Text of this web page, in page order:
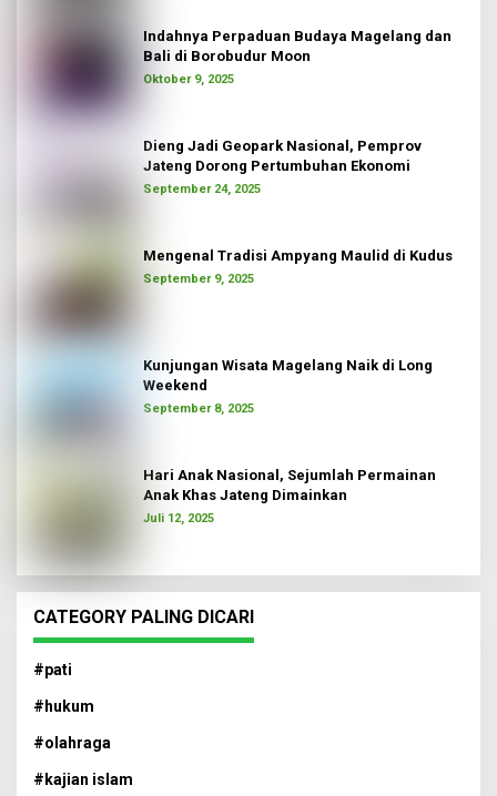
Indahnya Perpaduan Budaya Magelang dan
Bali di Borobudur Moon
Oktober 9, 2025
Dieng Jadi Geopark Nasional, Pemprov
Jateng Dorong Pertumbuhan Ekonomi
September 24, 2025
Mengenal Tradisi Ampyang Maulid di Kudus
September 9, 2025
Kunjungan Wisata Magelang Naik di Long
Weekend
September 8, 2025
Hari Anak Nasional, Sejumlah Permainan
Anak Khas Jateng Dimainkan
Juli 12, 2025
CATEGORY PALING DICARI
#pati
#hukum
#olahraga
#kajian islam